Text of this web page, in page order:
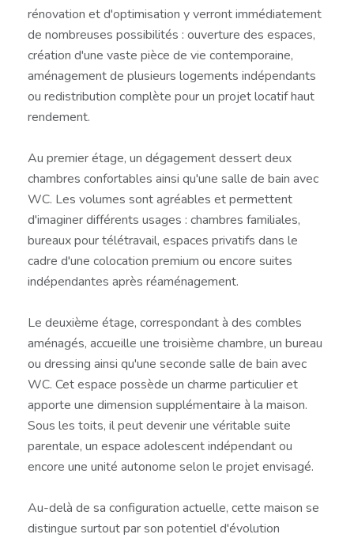
rénovation et d'optimisation y verront immédiatement
de nombreuses possibilités : ouverture des espaces,
création d'une vaste pièce de vie contemporaine,
aménagement de plusieurs logements indépendants
ou redistribution complète pour un projet locatif haut
rendement.
Au premier étage, un dégagement dessert deux
chambres confortables ainsi qu'une salle de bain avec
WC. Les volumes sont agréables et permettent
d'imaginer différents usages : chambres familiales,
bureaux pour télétravail, espaces privatifs dans le
cadre d'une colocation premium ou encore suites
indépendantes après réaménagement.
Le deuxième étage, correspondant à des combles
aménagés, accueille une troisième chambre, un bureau
ou dressing ainsi qu'une seconde salle de bain avec
WC. Cet espace possède un charme particulier et
apporte une dimension supplémentaire à la maison.
Sous les toits, il peut devenir une véritable suite
parentale, un espace adolescent indépendant ou
encore une unité autonome selon le projet envisagé.
Au-delà de sa configuration actuelle, cette maison se
distingue surtout par son potentiel d'évolution